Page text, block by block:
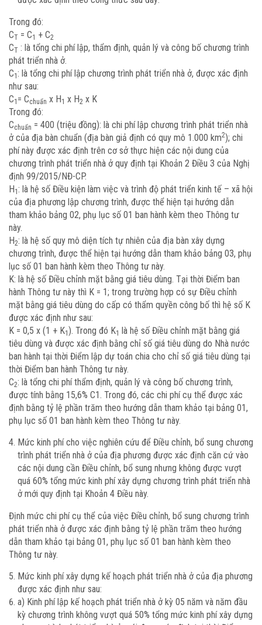
Trong đó:
CT = C1 + C2
CT : là tổng chi phí lập, thẩm định, quản lý và công bố chương trình
phát triển nhà ở.
C1 : là tổng chi phí lập chương trình phát triển nhà ở, được xác định
như sau:
C1 = Cchuẩn x H1 x H2 x K
Trong đó:
Cchuẩn = 400 (triệu đồng): là chi phí lập chương trình phát triển nhà
ở của địa bàn chuẩn (địa bàn giả định có quy mô 1.000 km2); chi
phí này được xác định trên cơ sở thực hiện các nội dung của
chương trình phát triển nhà ở quy định tại Khoản 2 Điều 3 của Nghị
định 99/2015/NĐ-CP.
H1 : là hệ số Điều kiện làm việc và trình độ phát triển kinh tế – xã hội
của địa phương lập chương trình, được thể hiện tại hướng dẫn
tham khảo bảng 02, phụ lục số 01 ban hành kèm theo Thông tư
này.
H2: là hệ số quy mô diện tích tự nhiên của địa bàn xây dựng
chương trình, được thể hiện tại hướng dẫn tham khảo bảng 03, phụ
lục số 01 ban hành kèm theo Thông tư này.
K: là hệ số Điều chỉnh mặt bằng giá tiêu dùng. Tại thời Điểm ban
hành Thông tư này thì K = 1; trong trường hợp có sự Điều chỉnh
mặt bằng giá tiêu dùng do cấp có thẩm quyền công bố thì hệ số K
được xác định như sau:
K = 0,5 x (1 + K1 ). Trong đó K1 là hệ số Điều chỉnh mặt bằng giá
tiêu dùng và được xác định bằng chỉ số giá tiêu dùng do Nhà nước
ban hành tại thời Điểm lập dự toán chia cho chỉ số giá tiêu dùng tại
thời Điểm ban hành Thông tư này.
C2: là tổng chi phí thẩm định, quản lý và công bố chương trình,
được tính bằng 15,6% C1. Trong đó, các chi phí cụ thể được xác
định bằng tỷ lệ phần trăm theo hướng dẫn tham khảo tại bảng 01,
phụ lục số 01 ban hành kèm theo Thông tư này.
Mức kinh phí cho việc nghiên cứu để Điều chỉnh, bổ sung chương
trình phát triển nhà ở của địa phương được xác định căn cứ vào
các nội dung cần Điều chỉnh, bổ sung nhưng không được vượt
quá 60% tổng mức kinh phí xây dựng chương trình phát triển nhà
ở mới quy định tại Khoản 4 Điều này.
Định mức chi phí cụ thể của việc Điều chỉnh, bổ sung chương trình
phát triển nhà ở được xác định bằng tỷ lệ phần trăm theo hướng
dẫn tham khảo tại bảng 01, phụ lục số 01 ban hành kèm theo
Thông tư này.
Mức kinh phí xây dựng kế hoạch phát triển nhà ở của địa phương
được xác định như sau:
a) Kinh phí lập kế hoạch phát triển nhà ở kỳ 05 năm và năm đầu
kỳ chương trình không vượt quá 50% tổng mức kinh phí xây dựng